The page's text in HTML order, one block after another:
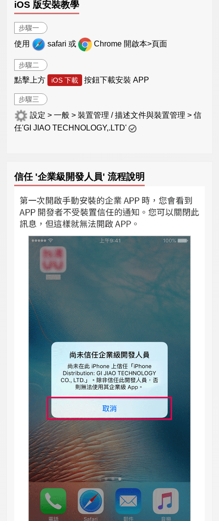
iOS 版安裝教學
步驟一
使用 safari 或 Chrome 開啟本>頁面
步驟二
點擊上方 iOS 下載 按鈕下載安裝 APP
步驟三
設定 > 一般 > 裝置管理 / 描述文件與裝置管理 > 信
任'GI JIAO TECHNOLOGY,.LTD'
信任 '企業級開發人員' 流程說明